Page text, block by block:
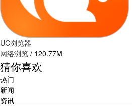
UC浏览器
网络浏览 / 120.77M
猜你喜欢
热门
新闻
资讯